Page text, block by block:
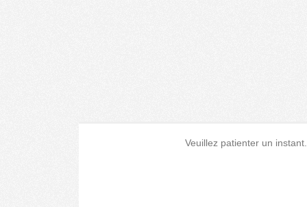
Veuillez patienter un